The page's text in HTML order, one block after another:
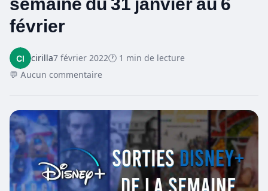
février
cirilla7 février 2022🕐 1 min de lecture
💬 Aucun commentaire